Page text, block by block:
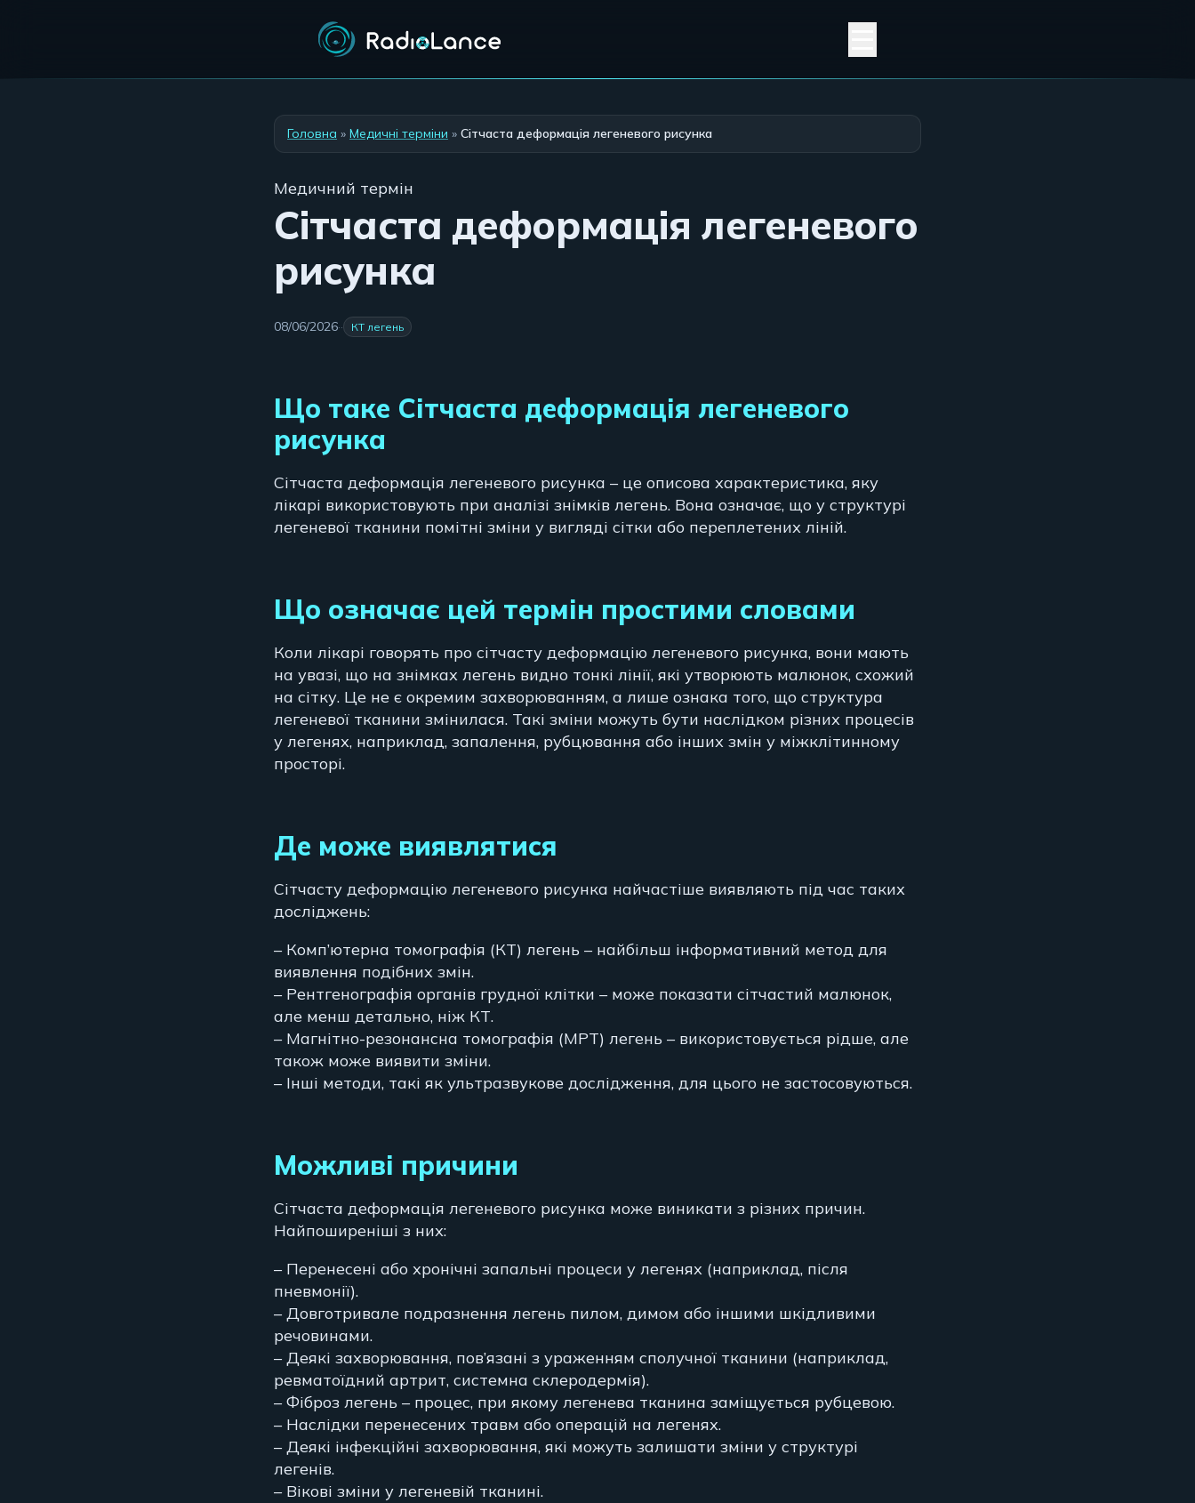
Головна » Медичні терміни » Сітчаста деформація легеневого рисунка
Медичний термін
Сітчаста деформація легеневого
рисунка
08/06/2026·· КТ легень
Що таке Сітчаста деформація легеневого
рисунка
Сітчаста деформація легеневого рисунка – це описова характеристика, яку
лікарі використовують при аналізі знімків легень. Вона означає, що у структурі
легеневої тканини помітні зміни у вигляді сітки або переплетених ліній.
Що означає цей термін простими словами
Коли лікарі говорять про сітчасту деформацію легеневого рисунка, вони мають
на увазі, що на знімках легень видно тонкі лінії, які утворюють малюнок, схожий
на сітку. Це не є окремим захворюванням, а лише ознака того, що структура
легеневої тканини змінилася. Такі зміни можуть бути наслідком різних процесів
у легенях, наприклад, запалення, рубцювання або інших змін у міжклітинному
просторі.
Де може виявлятися
Сітчасту деформацію легеневого рисунка найчастіше виявляють під час таких
досліджень:
– Комп’ютерна томографія (КТ) легень – найбільш інформативний метод для
виявлення подібних змін.
– Рентгенографія органів грудної клітки – може показати сітчастий малюнок,
але менш детально, ніж КТ.
– Магнітно-резонансна томографія (МРТ) легень – використовується рідше, але
також може виявити зміни.
– Інші методи, такі як ультразвукове дослідження, для цього не застосовуються.
Можливі причини
Сітчаста деформація легеневого рисунка може виникати з різних причин.
Найпоширеніші з них:
– Перенесені або хронічні запальні процеси у легенях (наприклад, після
пневмонії).
– Довготривале подразнення легень пилом, димом або іншими шкідливими
речовинами.
– Деякі захворювання, пов’язані з ураженням сполучної тканини (наприклад,
ревматоїдний артрит, системна склеродермія).
– Фіброз легень – процес, при якому легенева тканина заміщується рубцевою.
– Наслідки перенесених травм або операцій на легенях.
– Деякі інфекційні захворювання, які можуть залишати зміни у структурі
легенів.
– Вікові зміни у легеневій тканині.